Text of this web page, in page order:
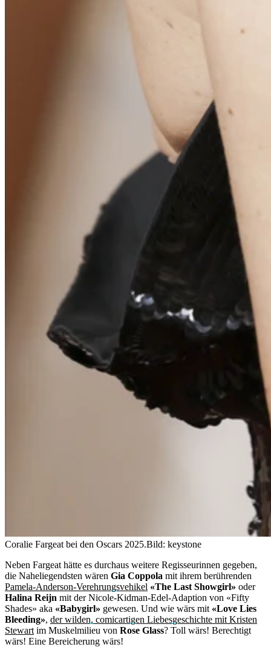
Coralie Fargeat bei den Oscars 2025.Bild: keystone
Neben Fargeat hätte es durchaus weitere Regisseurinnen gegeben,
die Naheliegendsten wären Gia Coppola mit ihrem berührenden
Pamela-Anderson-Verehrungsvehikel «The Last Showgirl» oder
Halina Reijn mit der Nicole-Kidman-Edel-Adaption von «Fifty
Shades» aka «Babygirl» gewesen. Und wie wärs mit «Love Lies
Bleeding», der wilden, comicartigen Liebesgeschichte mit Kristen
Stewart im Muskelmilieu von Rose Glass? Toll wärs! Berechtigt
wärs! Eine Bereicherung wärs!